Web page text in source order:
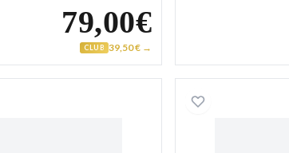
79,00€
CLUB 39,50 € →